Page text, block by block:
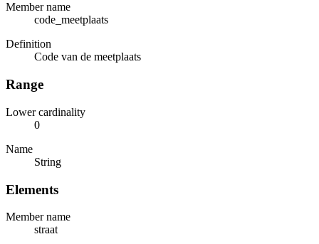
Member name
code_meetplaats
Definition
Code van de meetplaats
Range
Lower cardinality
0
Name
String
Elements
Member name
straat